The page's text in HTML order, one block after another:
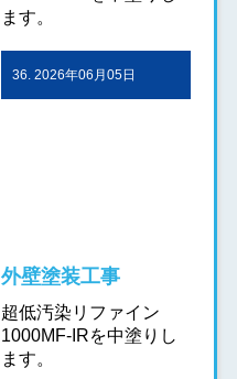
ます。
36. 2026年06月05日
外壁塗装工事
超低汚染リファイン
1000MF-IRを中塗りし
ます。